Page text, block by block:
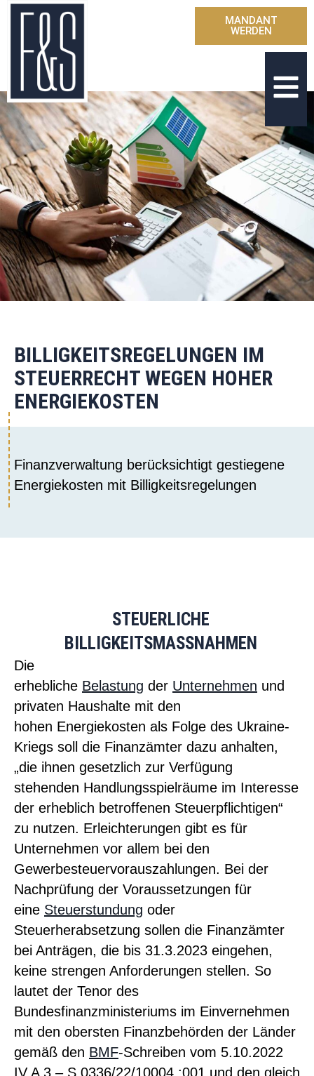
MANDANT
WERDEN
BILLIGKEITSREGELUNGEN IM
STEUERRECHT WEGEN HOHER
ENERGIEKOSTEN
Finanzverwaltung berücksichtigt gestiegene
Energiekosten mit Billigkeitsregelungen
STEUERLICHE
BILLIGKEITSMASSNAHMEN
Die
erhebliche Belastung der Unternehmen und
privaten Haushalte mit den
hohen Energiekosten als Folge des Ukraine-
Kriegs soll die Finanzämter dazu anhalten,
„die ihnen gesetzlich zur Verfügung
stehenden Handlungsspielräume im Interesse
der erheblich betroffenen Steuerpflichtigen“
zu nutzen. Erleichterungen gibt es für
Unternehmen vor allem bei den
Gewerbesteuervorauszahlungen. Bei der
Nachprüfung der Voraussetzungen für
eine Steuerstundung oder
Steuerherabsetzung sollen die Finanzämter
bei Anträgen, die bis 31.3.2023 eingehen,
keine strengen Anforderungen stellen. So
lautet der Tenor des
Bundesfinanzministeriums im Einvernehmen
mit den obersten Finanzbehörden der Länder
gemäß den BMF-Schreiben vom 5.10.2022
IV A 3 – S 0336/22/10004 :001 und den gleich